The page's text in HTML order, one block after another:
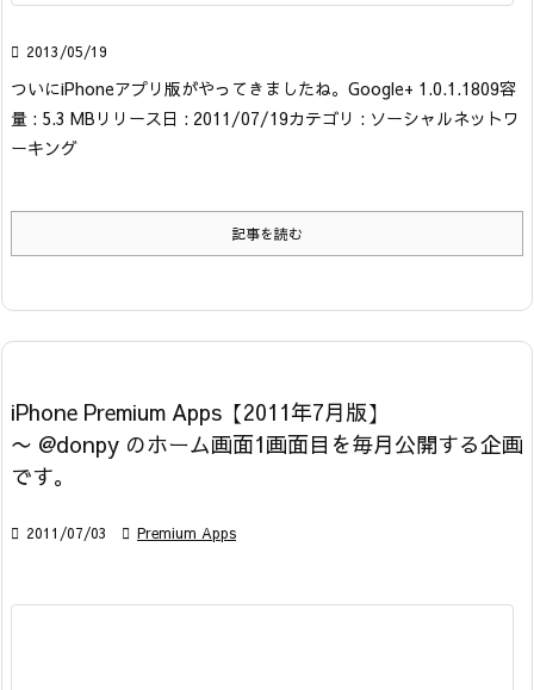
 2013/05/19
ついにiPhoneアプリ版がやってきましたね。 Google+ 1.0.1.1809容
量 : 5.3 MB リリース日 : 2011/07/19カテゴリ : ソーシャルネットワ
ーキング
記事を読む
iPhone Premium Apps【2011年7月版】
〜 @donpy のホーム画面1画面目を毎月公開する企画
です。
 2011/07/03  Premium Apps